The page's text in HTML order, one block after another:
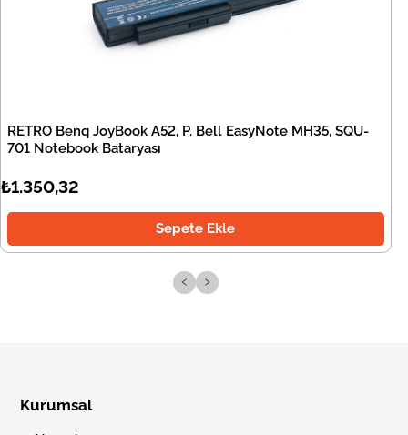
RETRO Benq JoyBook A52, P. Bell EasyNote MH35, SQU-
701 Notebook Bataryası
₺1.350,32
Sepete Ekle
‹ ›
Kurumsal